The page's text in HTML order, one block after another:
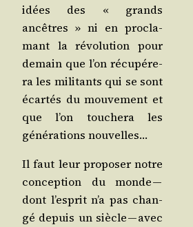
idées des « grands
ancêtres » ni en pro­cla­
mant la révo­lu­tion pour
demain que l’on récu­pé­re­
ra les mili­tants qui se sont
écar­tés du mou­ve­ment et
que l’on tou­che­ra les
géné­ra­tions nouvelles…
Il faut leur pro­po­ser notre
concep­tion du monde —
dont l’es­prit n’a pas chan­
gé depuis un siècle — avec